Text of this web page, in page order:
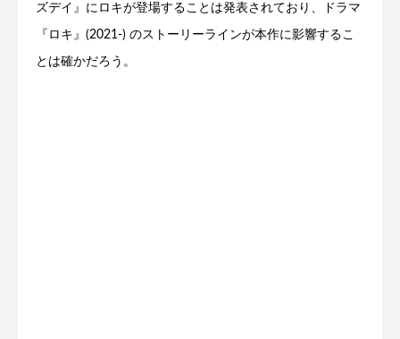
ズデイ』にロキが登場することは発表されており、ドラマ
『ロキ』(2021-) のストーリーラインが本作に影響するこ
とは確かだろう。